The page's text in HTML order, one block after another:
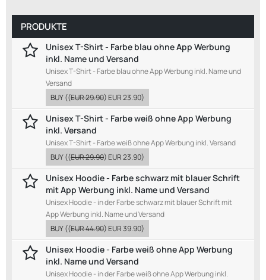
PRODUKTE
Unisex T-Shirt - Farbe blau ohne App Werbung
inkl. Name und Versand
Unisex T-Shirt - Farbe blau ohne App Werbung inkl. Name und
Versand
BUY((EUR 29.90)EUR 23.90)
Unisex T-Shirt - Farbe weiß ohne App Werbung
inkl. Versand
Unisex T-Shirt - Farbe weiß ohne App Werbung inkl. Versand
BUY((EUR 29.90)EUR 23.90)
Unisex Hoodie - Farbe schwarz mit blauer Schrift
mit App Werbung inkl. Name und Versand
Unisex Hoodie - in der Farbe schwarz mit blauer Schrift mit
App Werbung inkl. Name und Versand
BUY((EUR 44.90)EUR 39.90)
Unisex Hoodie - Farbe weiß ohne App Werbung
inkl. Name und Versand
Unisex Hoodie - in der Farbe weiß ohne App Werbung inkl.